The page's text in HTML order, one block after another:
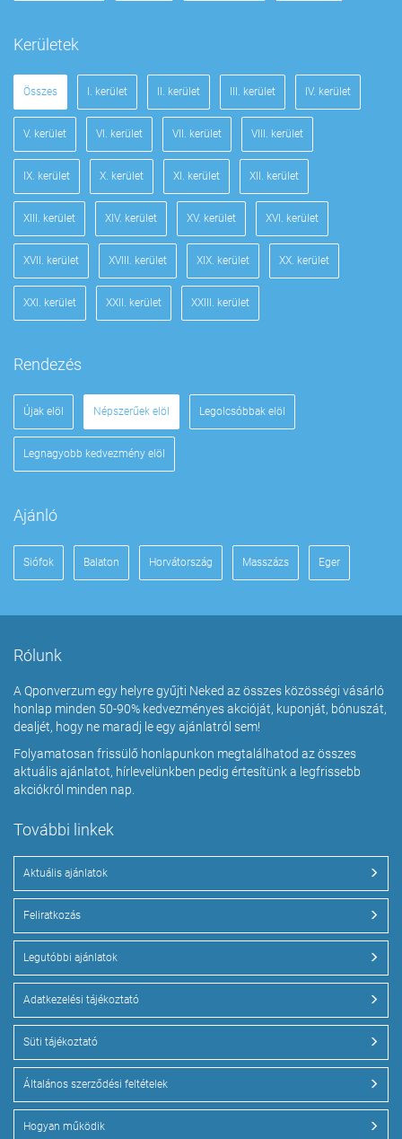
Kerületek
Összes I. kerület II. kerület III. kerület IV. kerület
V. kerület VI. kerület VII. kerület VIII. kerület
IX. kerület X. kerület XI. kerület XII. kerület
XIII. kerület XIV. kerület XV. kerület XVI. kerület
XVII. kerület XVIII. kerület XIX. kerület XX. kerület
XXI. kerület XXII. kerület XXIII. kerület
Rendezés
Újak elöl Népszerűek elöl Legolcsóbbak elöl
Legnagyobb kedvezmény elöl
Ajánló
Siófok Balaton Horvátország Masszázs Eger
Rólunk
A Qponverzum egy helyre gyűjti Neked az összes közösségi vásárló
honlap minden 50-90% kedvezményes akcióját, kuponját, bónuszát,
dealjét, hogy ne maradj le egy ajánlatról sem!
Folyamatosan frissülő honlapunkon megtalálhatod az összes
aktuális ajánlatot, hírlevelünkben pedig értesítünk a legfrissebb
akciókról minden nap.
További linkek
Aktuális ajánlatok
Feliratkozás
Legutóbbi ajánlatok
Adatkezelési tájékoztató
Süti tájékoztató
Általános szerződési feltételek
Hogyan működik